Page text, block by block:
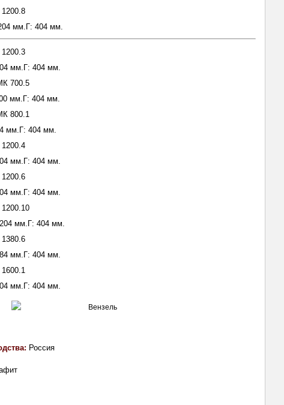
мм.Г: 404 мм.
мм.Г: 404 мм.
700.5
мм.Г: 404 мм.
800.1
мм.Г: 404 мм.
мм.Г: 404 мм.
мм.Г: 404 мм.
мм.Г: 404 мм.
мм.Г: 404 мм.
мм.Г: 404 мм.
Россия